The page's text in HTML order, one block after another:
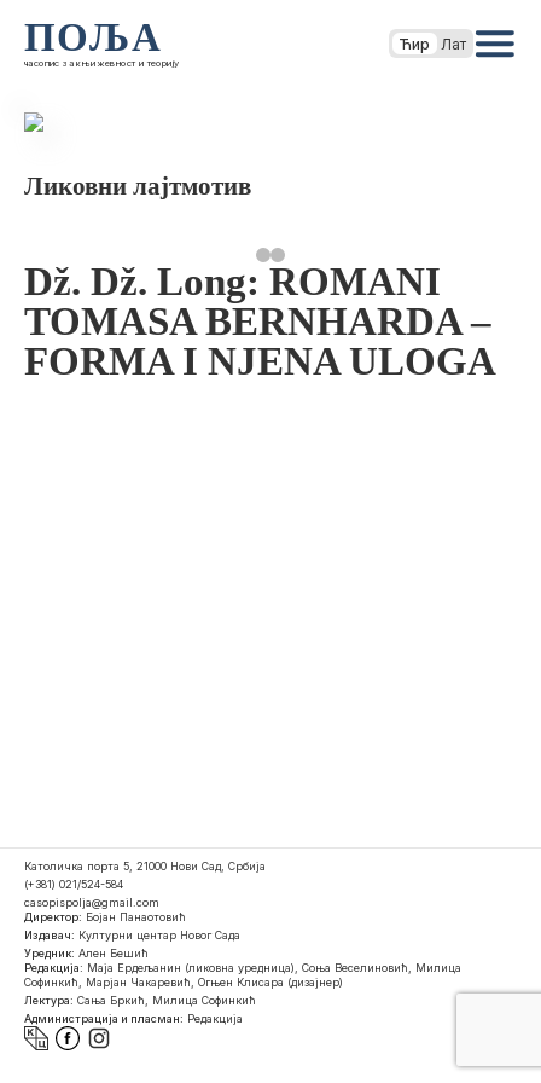
ПОЉА
часопис за књижевност и теорију
Ћир Лат
Ликовни лајтмотив
Dž. Dž. Long: ROMANI
TOMASA BERNHARDA –
FORMA I NJENA ULOGA
Католичка порта 5, 21000 Нови Сад, Србија
(+381) 021/524-584
casopispolja@gmail.com
Директор: Бојан Панаотовић
Издавач: Културни центар Новог Сада
Уредник: Ален Бешић
Редакција: Маја Ердељанин (ликовна уредница), Соња Веселиновић, Милица
Софинкић, Марјан Чакаревић, Огњен Клисара (дизајнер)
Лектура: Сања Бркић, Милица Софинкић
Администрација и пласман: Редакција